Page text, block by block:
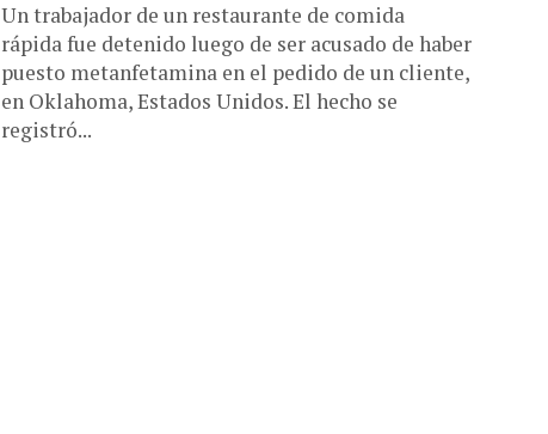
Un trabajador de un restaurante de comida
rápida fue detenido luego de ser acusado de haber
puesto metanfetamina en el pedido de un cliente,
en Oklahoma, Estados Unidos. El hecho se
registró...